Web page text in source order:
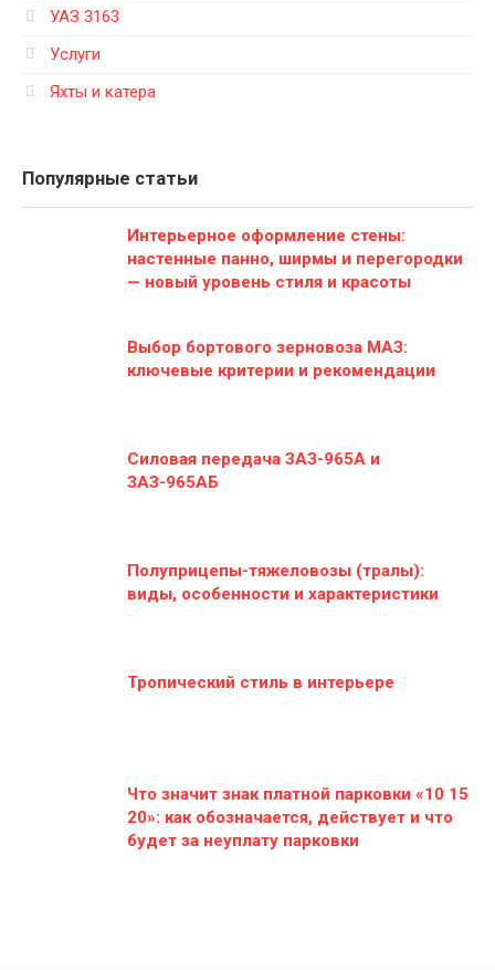
УАЗ 3163
Услуги
Яхты и катера
Популярные статьи
Интерьерное оформление стены:
настенные панно, ширмы и перегородки
— новый уровень стиля и красоты
Выбор бортового зерновоза МАЗ:
ключевые критерии и рекомендации
Силовая передача ЗАЗ-965А и
ЗАЗ-965АБ
Полуприцепы-тяжеловозы (тралы):
виды, особенности и характеристики
Тропический стиль в интерьере
Что значит знак платной парковки «10 15
20»: как обозначается, действует и что
будет за неуплату парковки